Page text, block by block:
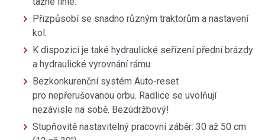
Přizpůsobí se snadno různým traktorům a nastavení
kol.
K dispozici je také hydraulické seřízení přední brázdy
a hydraulické vyrovnání rámu.
Bezkonkurenční systém Auto-reset
pro nepřerušovanou orbu. Radlice se uvolňují
nezávisle na sobě. Bezúdržbový!
Stupňovitě nastavitelný pracovní záběr: 30 až 50 cm